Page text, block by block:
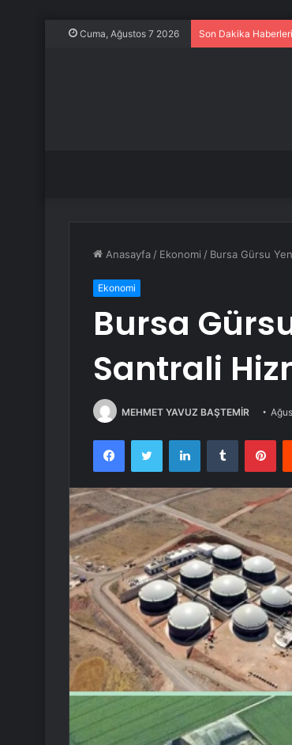
Cuma, Ağustos 7 2026 Son Dakika Haberleri
Anasayfa / Ekonomi / Bursa Gürsu
Ekonomi
Bursa
Santrali
MEHMET YAVUZ BAŞTEMİR
FacebookTwitter LinkedInTumblr